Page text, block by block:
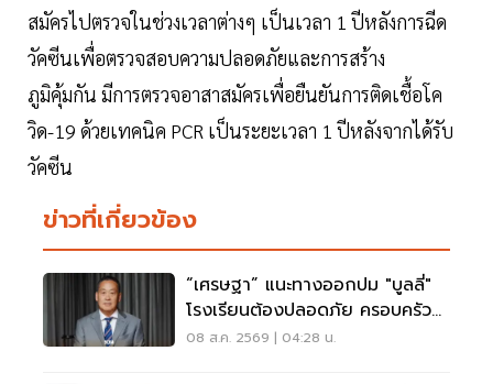
สมัครไปตรวจในช่วงเวลาต่างๆ เป็นเวลา 1 ปีหลังการฉีด
วัคซีนเพื่อตรวจสอบความปลอดภัยและการสร้าง
ภูมิคุ้มกัน มีการตรวจอาสาสมัครเพื่อยืนยันการติดเชื้อโค
วิด-19 ด้วยเทคนิค PCR เป็นระยะเวลา 1 ปีหลังจากได้รับ
วัคซีน
ข่าวที่เกี่ยวข้อง
“เศรษฐา” แนะทางออกปม "บูลลี่"
โรงเรียนต้องปลอดภัย ครอบครัว
ต้องรับฟัง
08 ส.ค. 2569 | 04:28 น.